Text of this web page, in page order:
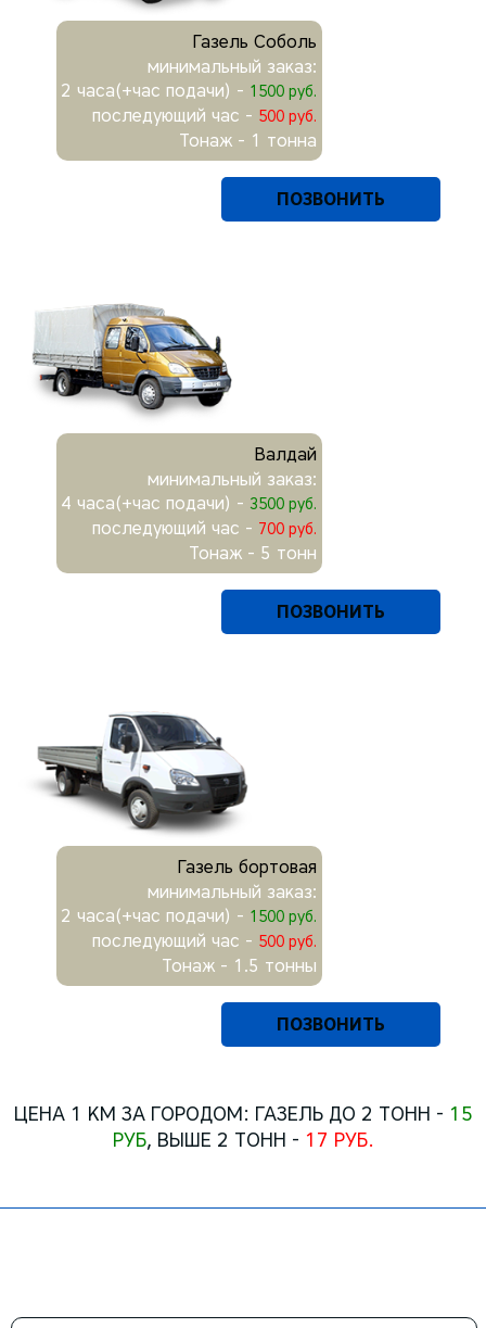
Газель Соболь
минимальный заказ:
2 часа(+час подачи) - 1500 руб.
последующий час - 500 руб.
Тонаж - 1 тонна
ПОЗВОНИТЬ
Валдай
минимальный заказ:
4 часа(+час подачи) - 3500 руб.
последующий час - 700 руб.
Тонаж - 5 тонн
ПОЗВОНИТЬ
Газель бортовая
минимальный заказ:
2 часа(+час подачи) - 1500 руб.
последующий час - 500 руб.
Тонаж - 1.5 тонны
ПОЗВОНИТЬ
ЦЕНА 1 КМ ЗА ГОРОДОМ: ГАЗЕЛЬ ДО 2 ТОНН - 15
РУБ, ВЫШЕ 2 ТОНН - 17 РУБ.